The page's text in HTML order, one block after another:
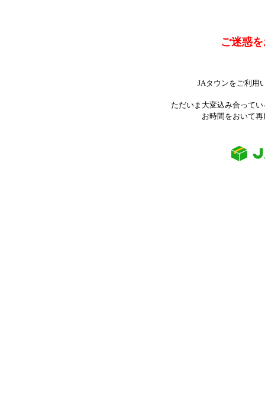
ご迷惑
JAタウンをご利用
ただいま大変込み合って
お時間をおいて